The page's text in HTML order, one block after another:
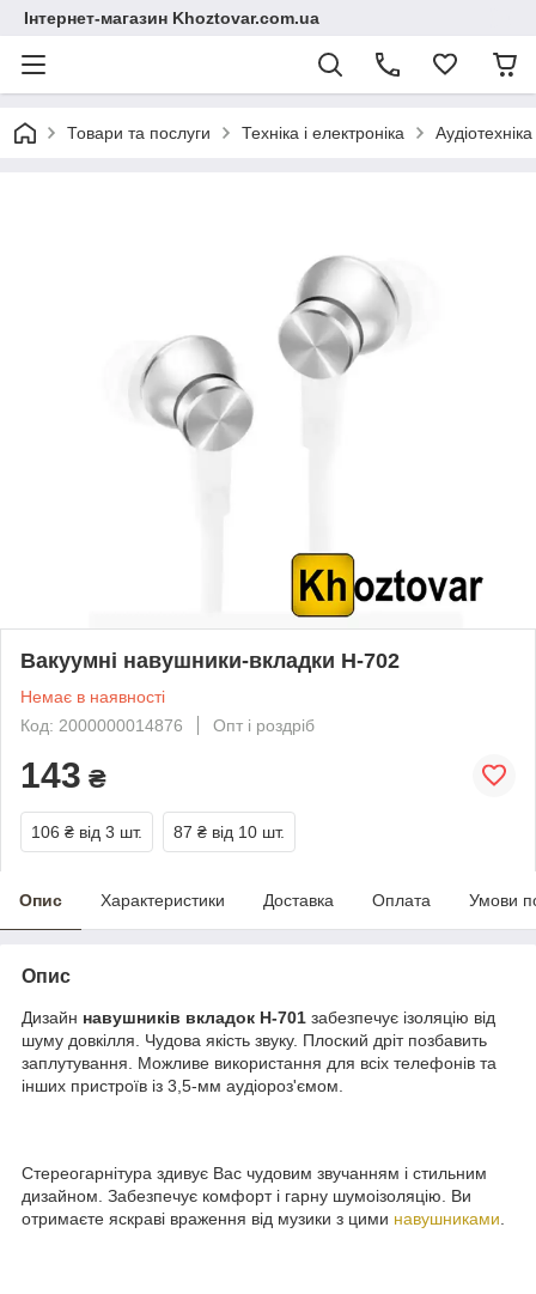
Інтернет-магазин Khoztovar.com.ua
Товари та послуги Техніка і електроніка
Вакуумні навушники-вкладки H-702
Немає в наявності
Код: 2000000014876
Опт і роздріб
143 ₴
106 ₴ від 3 шт. 87 ₴ від 10 шт.
Опис Характеристики Доставка Оплата Умови
Опис
Дизайн навушників вкладок H-701 забезпечує ізоляцію від
шуму довкілля. Чудова якість звуку. Плоский дріт позбавить
заплутування. Можливе використання для всіх телефонів та
інших пристроїв із 3,5-мм аудіороз'ємом.
Стереогарнітура здивує Вас чудовим звучанням і стильним
дизайном. Забезпечує комфорт і гарну шумоізоляцію. Ви
отримаєте яскраві враження від музики з цими навушниками